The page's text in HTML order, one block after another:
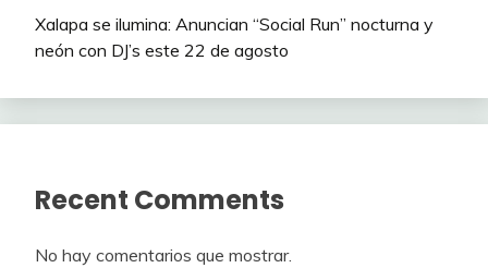
Xalapa se ilumina: Anuncian “Social Run” nocturna y
neón con DJ’s este 22 de agosto
Recent Comments
No hay comentarios que mostrar.